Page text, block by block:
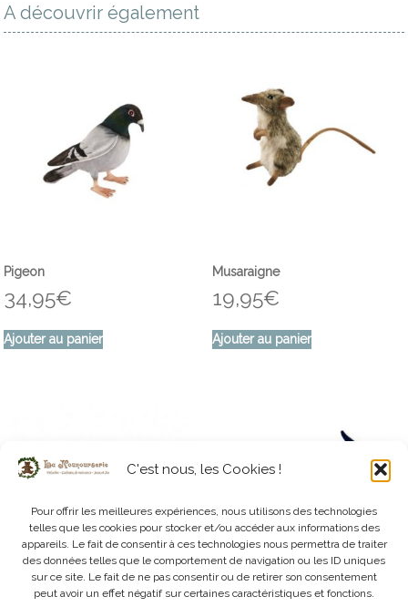
C'est nous, les Cookies !
Pour offrir les meilleures expériences, nous utilisons des technologies
telles que les cookies pour stocker et/ou accéder aux informations des
appareils. Le fait de consentir à ces technologies nous permettra de traiter
des données telles que le comportement de navigation ou les ID uniques
sur ce site. Le fait de ne pas consentir ou de retirer son consentement
peut avoir un effet négatif sur certaines caractéristiques et fonctions.
A découvrir également
Pigeon
34,95€
Ajouter au panier
Musaraigne
19,95€
Ajouter au panier